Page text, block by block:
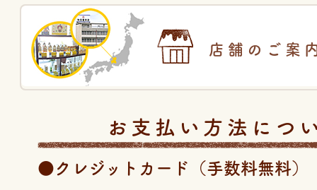
店舗のご案
お支払い方法につ
●クレジットカード（手数料無料）